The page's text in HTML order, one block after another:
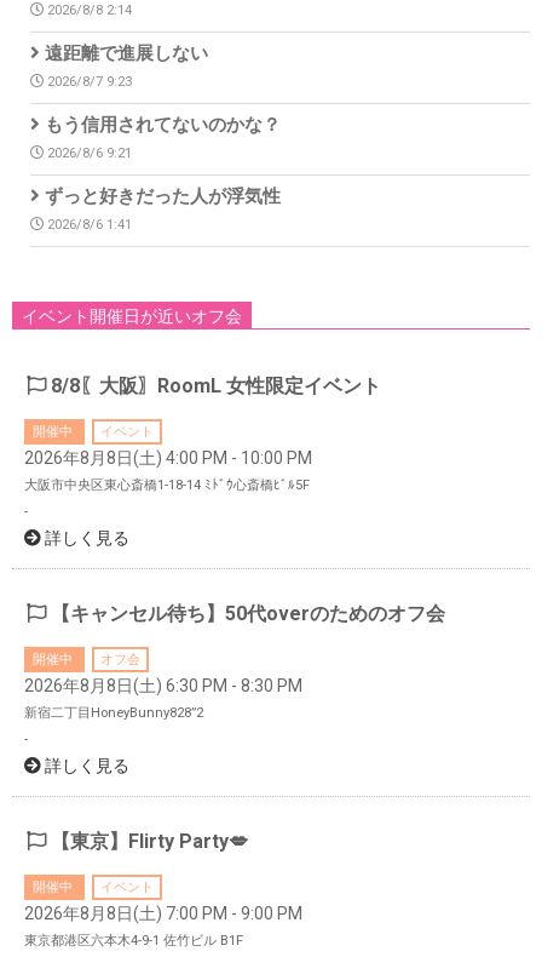
2026/8/8 2:14
遠距離で進展しない
2026/8/7 9:23
もう信用されてないのかな？
2026/8/6 9:21
ずっと好きだった人が浮気性
2026/8/6 1:41
イベント開催日が近いオフ会
8/8〖大阪〗RoomL 女性限定イベント
開催中 イベント
2026年8月8日(土) 4:00 PM - 10:00 PM
大阪市中央区東心斎橋1-18-14 ﾐﾄﾞｳ心斎橋ﾋﾞﾙ5F
-
詳しく見る
【キャンセル待ち】50代overのためのオフ会
開催中 オフ会
2026年8月8日(土) 6:30 PM - 8:30 PM
新宿二丁目HoneyBunny828”2
-
詳しく見る
【東京】Flirty Party💋
開催中 イベント
2026年8月8日(土) 7:00 PM - 9:00 PM
東京都港区六本木4-9-1 佐竹ビル B1F